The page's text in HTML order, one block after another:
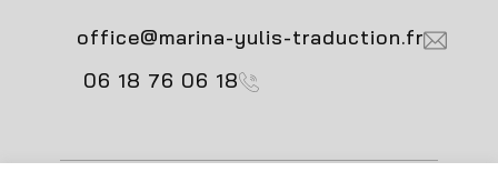
office@marina-yulis-traduction.fr
06 18 76 06 18